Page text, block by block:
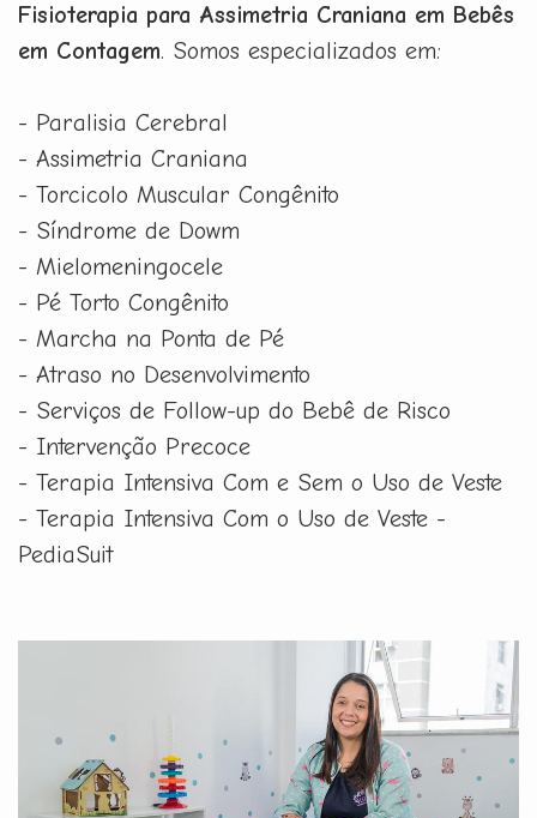
Fisioterapia para Assimetria Craniana em Bebês
em Contagem. Somos especializados em:
- Paralisia Cerebral
- Assimetria Craniana
- Torcicolo Muscular Congênito
- Síndrome de Dowm
- Mielomeningocele
- Pé Torto Congênito
- Marcha na Ponta de Pé
- Atraso no Desenvolvimento
- Serviços de Follow-up do Bebê de Risco
- Intervenção Precoce
- Terapia Intensiva Com e Sem o Uso de Veste
- Terapia Intensiva Com o Uso de Veste -
PediaSuit